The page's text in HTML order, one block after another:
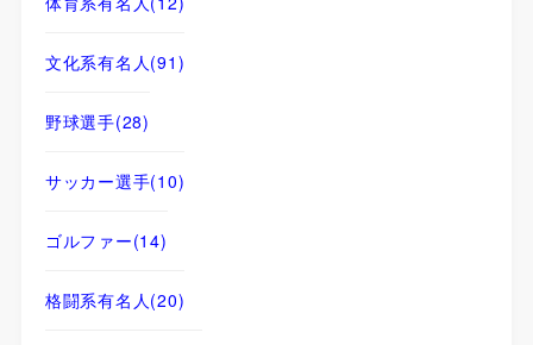
文化系有名人 (91)
野球選手(28)
サッカー選手(10)
ゴルファー(14)
格闘系有名人 (20)